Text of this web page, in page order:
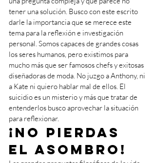
tener una solución. Busco con este escrito
darle la importancia que se merece este
tema para la reflexión e investigación
personal. Somos capaces de grandes cosas
los seres humanos, pero existimos para
mucho más que ser famosos chefs y exitosas
diseñadoras de moda. No juzgo a Anthony, ni
a Kate ni quiero hablar mal de ellos. El
suicidio es un misterio y más que tratar de
entenderlos busco aprovechar la situación
para reflexionar.
¡No pierdas
el asombro!